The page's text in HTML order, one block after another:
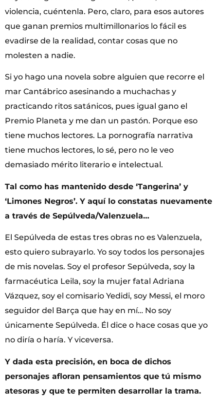
violencia, cuéntenla. Pero, claro, para esos autores
que ganan premios multimillonarios lo fácil es
evadirse de la realidad, contar cosas que no
molesten a nadie.
Si yo hago una novela sobre alguien que recorre el
mar Cantábrico asesinando a muchachas y
practicando ritos satánicos, pues igual gano el
Premio Planeta y me dan un pastón. Porque eso
tiene muchos lectores. La pornografía narrativa
tiene muchos lectores, lo sé, pero no le veo
demasiado mérito literario e intelectual.
Tal como has mantenido desde ‘Tangerina’ y
‘Limones Negros’. Y aquí lo constatas nuevamente
a través de Sepúlveda/Valenzuela…
El Sepúlveda de estas tres obras no es Valenzuela,
esto quiero subrayarlo. Yo soy todos los personajes
de mis novelas. Soy el profesor Sepúlveda, soy la
farmacéutica Leila, soy la mujer fatal Adriana
Vázquez, soy el comisario Yedidi, soy Messi, el moro
seguidor del Barça que hay en mí… No soy
únicamente Sepúlveda. Él dice o hace cosas que yo
no diría o haría. Y viceversa.
Y dada esta precisión, en boca de dichos
personajes afloran pensamientos que tú mismo
atesoras y que te permiten desarrollar la trama.